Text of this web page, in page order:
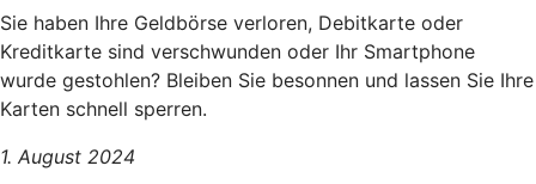
Sie haben Ihre Geldbörse verloren, Debitkarte oder
Kreditkarte sind verschwunden oder Ihr Smartphone
wurde gestohlen? Bleiben Sie besonnen und lassen Sie Ihre
Karten schnell sperren.
1. August 2024